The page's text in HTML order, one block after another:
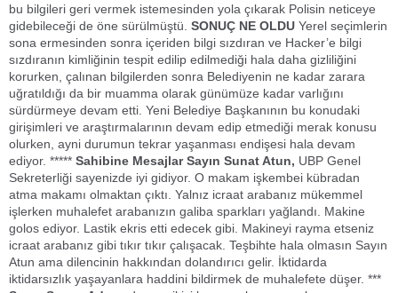
bu bilgileri geri vermek istemesinden yola çıkarak Polisin neticeye
gidebileceği de öne sürülmüştü. SONUÇ NE OLDU Yerel seçimlerin
sona ermesinden sonra içeriden bilgi sızdıran ve Hacker’e bilgi
sızdıranın kimliğinin tespit edilip edilmediği hala daha gizliliğini
korurken, çalınan bilgilerden sonra Belediyenin ne kadar zarara
uğratıldığı da bir muamma olarak günümüze kadar varlığını
sürdürmeye devam etti. Yeni Belediye Başkanının bu konudaki
girişimleri ve araştırmalarının devam edip etmediği merak konusu
olurken, ayni durumun tekrar yaşanması endişesi hala devam
ediyor. ***** Sahibine Mesajlar Sayın Sunat Atun, UBP Genel
Sekreterliği sayenizde iyi gidiyor. O makam işkembei kübradan
atma makamı olmaktan çıktı. Yalnız icraat arabanız mükemmel
işlerken muhalefet arabanızın galiba sparkları yağlandı. Makine
golos ediyor. Lastik ekris etti edecek gibi. Makineyi rayma etseniz
icraat arabanız gibi tıkır tıkır çalışacak. Teşbihte hala olmasın Sayın
Atun ama dilencinin hakkından dolandırıcı gelir. İktidarda
iktidarsızlık yaşayanlara haddini bildirmek de muhalefete düşer. ***